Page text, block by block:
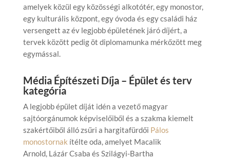
amelyek közül egy közösségi alkotótér, egy monostor,
egy kulturális központ, egy óvoda és egy családi ház
versengett az év legjobb épületének járó díjért, a
tervek között pedig öt diplomamunka mérkőzött meg
egymással.
Média Építészeti Díja – Épület és terv
kategória
A legjobb épület díját idén a vezető magyar
sajtóorgánumok képviselőiből és a szakma kiemelt
szakértőiből álló zsűri a hargitafürdői Pálos
monostornak ítélte oda, amelyet Macalik
Arnold, Lázár Csaba és Szilágyi-Bartha